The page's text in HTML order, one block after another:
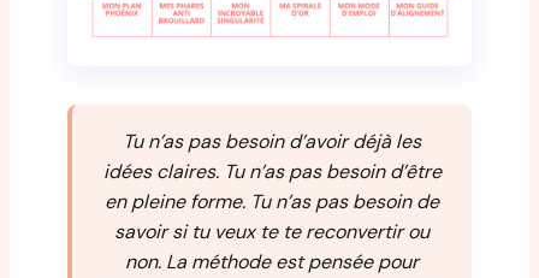
Tu n’as pas besoin d’avoir déjà les
idées claires. Tu n’as pas besoin d’être
en pleine forme. Tu n’as pas besoin de
savoir si tu veux te te reconvertir ou
non. La méthode est pensée pour